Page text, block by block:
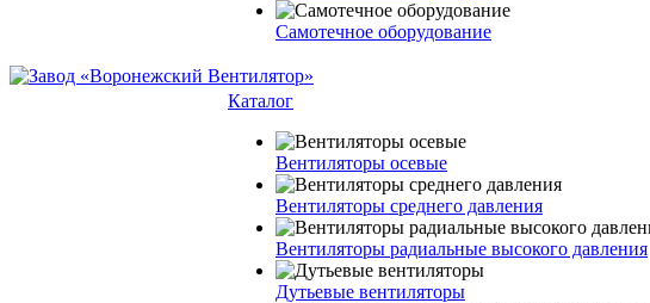
Самотечное оборудование
Каталог
Вентиляторы осевые
Вентиляторы среднего давления
Вентиляторы радиальные высокого давления
Дутьевые вентиляторы